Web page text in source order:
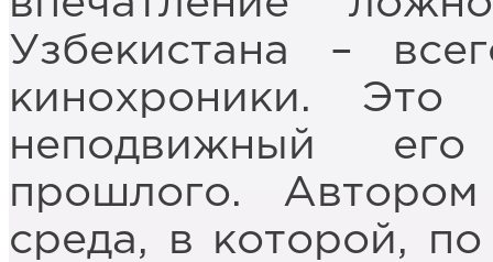
Узбекистана –
кинохроники.
неподвижный
прошлого. Автором
среда, в которой,